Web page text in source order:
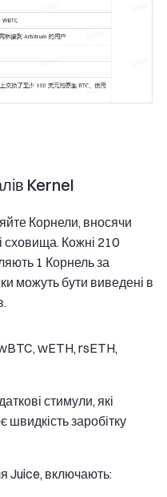
Kernel
Корнели, вносячи
сховища. Кожні 210
1 Корнель за
можуть бути виведені в
wETH, rsETH,
стимули, які
заробітку
Juice, включають: